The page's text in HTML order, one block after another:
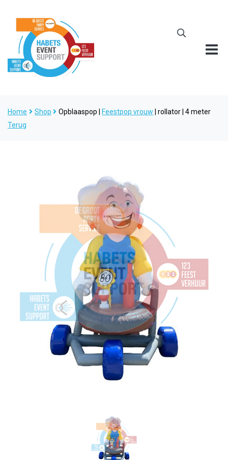
Home Shop Opblaaspop | Feestpop vrouw | rollator | 4 meter
Terug